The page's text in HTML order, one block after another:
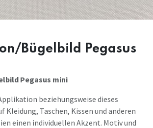
Bügelbild Pegasus
Pegasus mini
beziehungsweise dieses
Kleidung, Taschen, Kissen und anderen
einen individuellen Akzent. Motiv und